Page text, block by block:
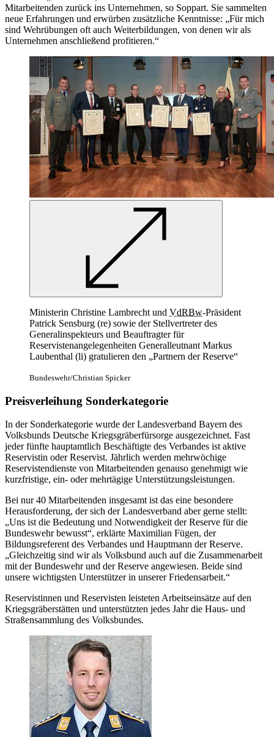
Mitarbeitenden zurück ins Unternehmen, so Soppart. Sie sammelten
neue Erfahrungen und erwürben zusätzliche Kenntnisse: „Für mich
sind Wehrübungen oft auch Weiterbildungen, von denen wir als
Unternehmen anschließend profitieren.“
Ministerin Christine Lambrecht und VdRBw-Präsident
Patrick Sensburg (re) sowie der Stellvertreter des
Generalinspekteurs und Beauftragter für
Reservistenangelegenheiten Generalleutnant Markus
Laubenthal (li) gratulieren den „Partnern der Reserve“
Bundeswehr/Christian Spicker
Preisverleihung Sonderkategorie
In der Sonderkategorie wurde der Landesverband Bayern des
Volksbunds Deutsche Kriegsgräberfürsorge ausgezeichnet. Fast
jeder fünfte hauptamtlich Beschäftigte des Verbandes ist aktive
Reservistin oder Reservist. Jährlich werden mehrwöchige
Reservistendienste von Mitarbeitenden genauso genehmigt wie
kurzfristige, ein- oder mehrtägige Unterstützungsleistungen.
Bei nur 40 Mitarbeitenden insgesamt ist das eine besondere
Herausforderung, der sich der Landesverband aber gerne stellt:
„Uns ist die Bedeutung und Notwendigkeit der Reserve für die
Bundeswehr bewusst“, erklärte Maximilian Fügen, der
Bildungsreferent des Verbandes und Hauptmann der Reserve.
„Gleichzeitig sind wir als Volksbund auch auf die Zusammenarbeit
mit der Bundeswehr und der Reserve angewiesen. Beide sind
unsere wichtigsten Unterstützer in unserer Friedensarbeit.“
Reservistinnen und Reservisten leisteten Arbeitseinsätze auf den
Kriegsgräberstätten und unterstützten jedes Jahr die Haus- und
Straßensammlung des Volksbundes.